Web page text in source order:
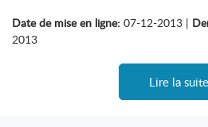
Date de mise en ligne: 07-12-2013 |
2013
Lire la suite